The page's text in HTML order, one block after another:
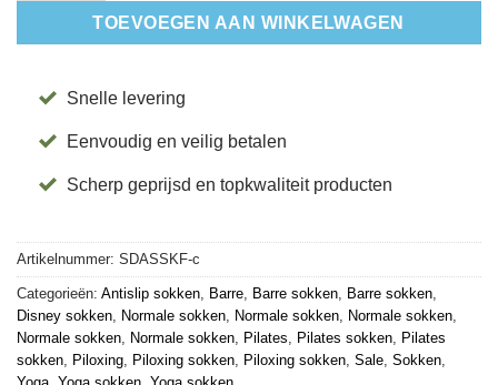
TOEVOEGEN AAN WINKELWAGEN
Snelle levering
Eenvoudig en veilig betalen
Scherp geprijsd en topkwaliteit producten
Artikelnummer: SDASSKF-c
Categorieën: Antislip sokken Barre Barre sokken Barre sokken
Disney sokken
Normale sokken Normale sokken Normale sokken
Normale sokken
Normale sokken Pilates Pilates sokken
Pilates
sokken
Piloxing Piloxing sokken Piloxing sokken Sale Sokken